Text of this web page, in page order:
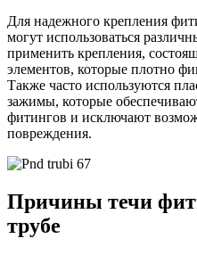
Для надежного крепления
могут использоваться
применить крепления,
элементов, которые плотно
Также часто используются
зажимы, которые
фитингов и исключают
повреждения.
Причины течи
трубе